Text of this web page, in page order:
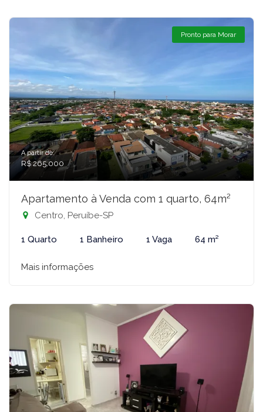
Pronto para Morar
A partir de:
R$ 265.000
Apartamento à Venda com 1 quarto, 64m²
Centro, Peruíbe-SP
1 Quarto 1 Banheiro 1 Vaga 64 m²
Mais informações